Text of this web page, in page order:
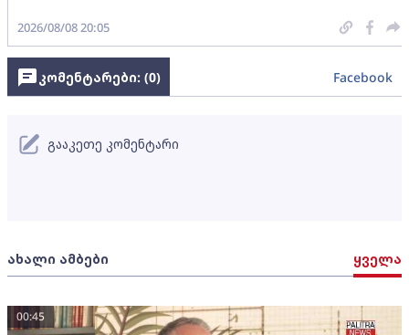
2026/08/08 20:05
ახალი ამბები ყველა
00:45
კომენტარები: (0) Facebook
გააკეთე კომენტარი